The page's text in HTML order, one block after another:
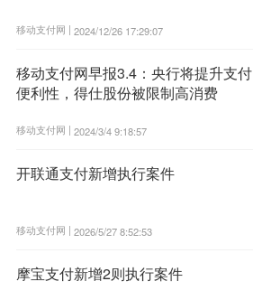
移动支付网 | 2024/12/26 17:29:07
移动支付网早报3.4：央行将提升支付
便利性，得仕股份被限制高消费
移动支付网 | 2024/3/4 9:18:57
开联通支付新增执行案件
移动支付网 | 2026/5/27 8:52:53
摩宝支付新增2则执行案件